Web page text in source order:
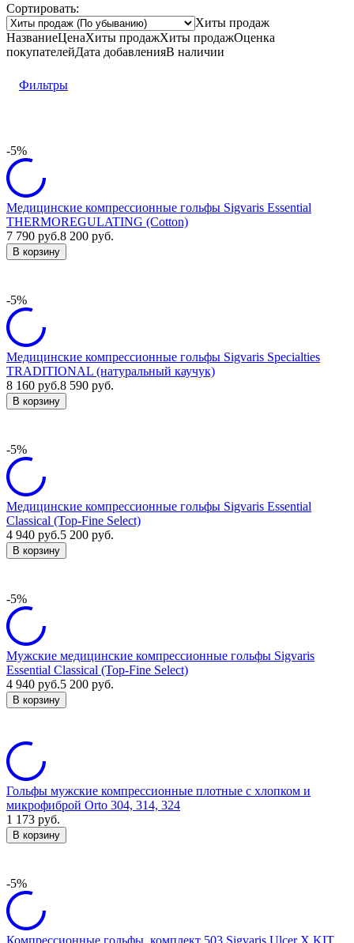
Сортировать:
Хиты продаж
НазваниеЦенаХиты продажХиты продажОценка
покупателейДата добавленияВ наличии
Фильтры
-5%
Медицинские компрессионные гольфы Sigvaris Essential
THERMOREGULATING (Cotton)
7 790 руб.8 200 руб.
В корзину
-5%
Медицинские компрессионные гольфы Sigvaris Specialties
TRADITIONAL (натуральный каучук)
8 160 руб.8 590 руб.
В корзину
-5%
Медицинские компрессионные гольфы Sigvaris Essential
Classical (Top-Fine Select)
4 940 руб.5 200 руб.
В корзину
-5%
Мужские медицинские компрессионные гольфы Sigvaris
Essential Classical (Top-Fine Select)
4 940 руб.5 200 руб.
В корзину
Гольфы мужские компрессионные плотные с хлопком и
микрофиброй Orto 304, 314, 324
1 173 руб.
В корзину
-5%
Компрессионные гольфы, комплект 503 Sigvaris Ulcer X KIT